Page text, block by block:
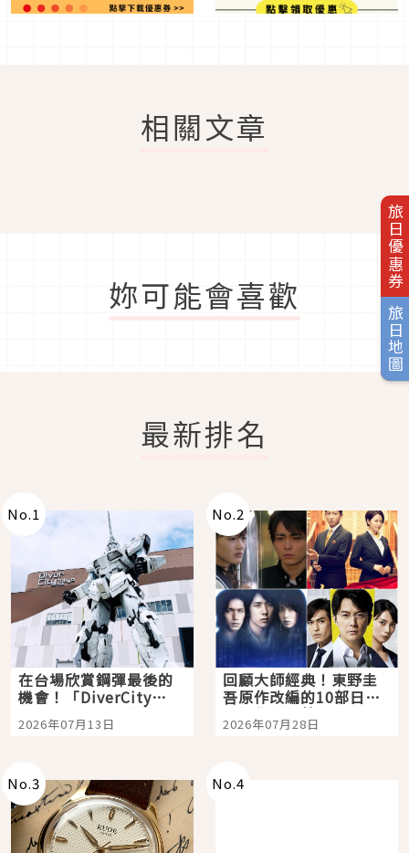
旅日優惠券
旅日地圖
相關文章
妳可能會喜歡
最新排名
No.1
在台場欣賞鋼彈最後的
機會！「DiverCity
Tokyo Plaza」搭船、
購物、美食及夜景，一
2026年07月13日
No.2
回顧大師經典！東野圭
吾原作改編的10部日本
影視作品推薦
2026年07月28日
No.3 No.4